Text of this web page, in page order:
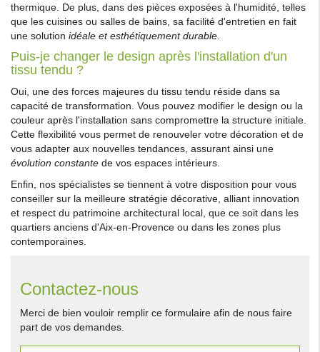
thermique. De plus, dans des pièces exposées à l'humidité, telles
que les cuisines ou salles de bains, sa facilité d'entretien en fait
une solution idéale et esthétiquement durable
Puis-je changer le design après l'installation d'un
tissu tendu ?
Oui, une des forces majeures du tissu tendu réside dans sa
capacité de transformation. Vous pouvez modifier le design ou la
couleur après l'installation sans compromettre la structure initiale.
Cette flexibilité vous permet de renouveler votre décoration et de
vous adapter aux nouvelles tendances, assurant ainsi une
évolution constante de vos espaces intérieurs.
Enfin, nos spécialistes se tiennent à votre disposition pour vous
conseiller sur la meilleure stratégie décorative, alliant innovation
et respect du patrimoine architectural local, que ce soit dans les
quartiers anciens d'Aix-en-Provence ou dans les zones plus
contemporaines.
Contactez-nous
Merci de bien vouloir remplir ce formulaire afin de nous faire
part de vos demandes.